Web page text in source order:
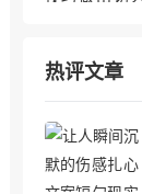
热评文章